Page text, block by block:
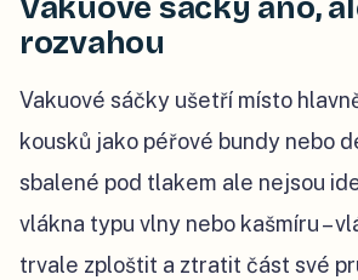
Vakuové sáčky ano,
rozvahou
Vakuové sáčky ušetří místo
kousků jako péřové bundy nebo
sbalené pod tlakem ale nejsou
vlákna typu vlny nebo kašmíru –
trvale zploštit a ztratit část své